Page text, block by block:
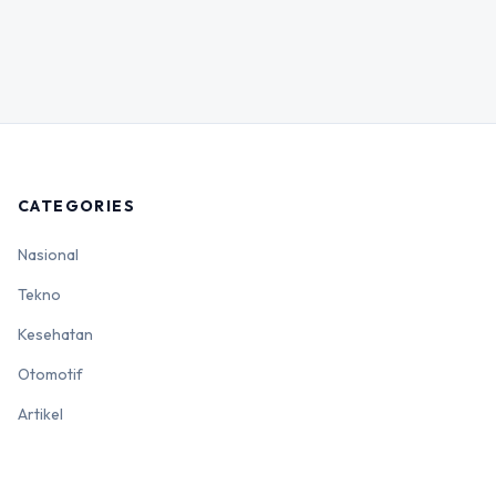
CATEGORIES
Nasional
Tekno
Kesehatan
Otomotif
Artikel